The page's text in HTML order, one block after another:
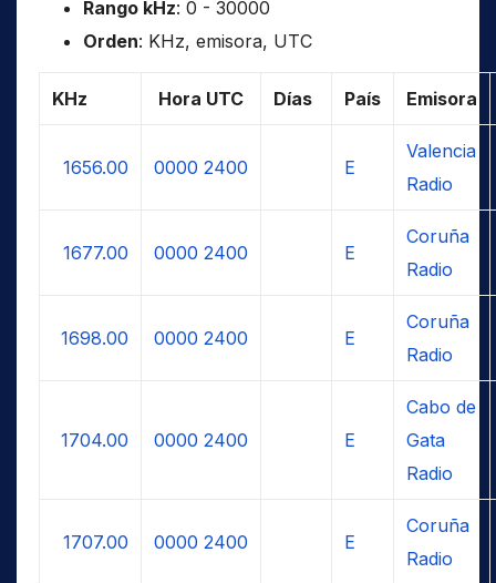
Rango kHz: 0 - 30000
Orden: KHz, emisora, UTC
KHz Hora UTC Días País Emisora
1656.00 0000 2400 E
Valencia
Radio
1677.00 0000 2400 E
Coruña
Radio
1698.00 0000 2400 E
Coruña
Radio
1704.00 0000 2400 E
Cabo de
Gata
Radio
1707.00 0000 2400 E
Coruña
Radio